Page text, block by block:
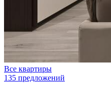
Все квартиры
135 предложений